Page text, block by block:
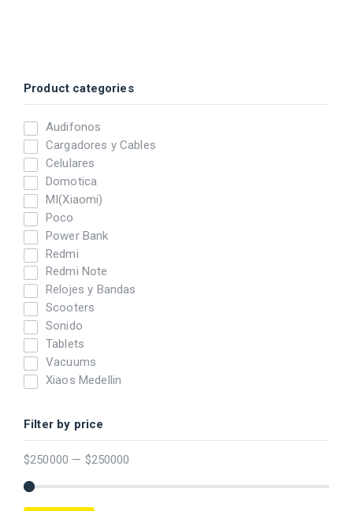
Product categories
Audifonos
Cargadores y Cables
Celulares
Domotica
MI(Xiaomi)
Poco
Power Bank
Redmi
Redmi Note
Relojes y Bandas
Scooters
Sonido
Tablets
Vacuums
Xiaos Medellin
Filter by price
$250000 — $250000